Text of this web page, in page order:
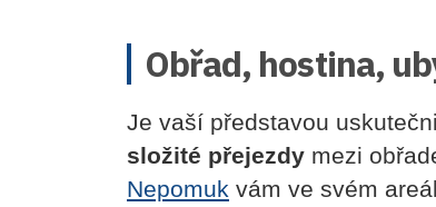
Obřad, hostina,
Je vaší představou
složité přejezdy mezi
Nepomuk vám ve svém